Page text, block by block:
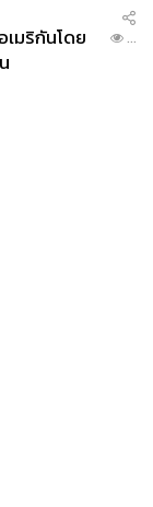
มริกันโดย
...